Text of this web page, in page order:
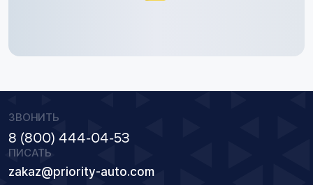
ЗВОНИТЬ
8 (800) 444-04-53
ПИСАТЬ
zakaz@priority-auto.com